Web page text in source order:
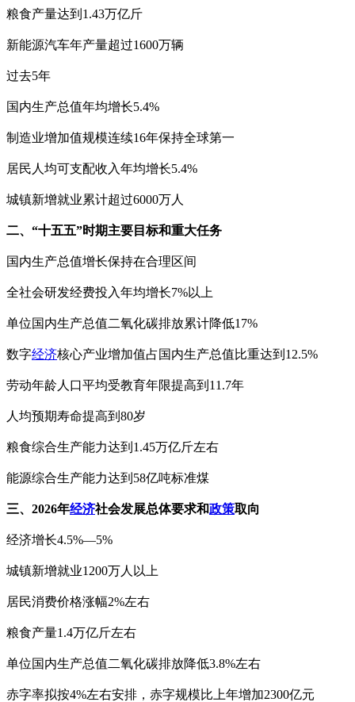
粮食产量达到1.43万亿斤
新能源汽车年产量超过1600万辆
过去5年
国内生产总值年均增长5.4%
制造业增加值规模连续16年保持全球第一
居民人均可支配收入年均增长5.4%
城镇新增就业累计超过6000万人
二、“十五五”时期主要目标和重大任务
国内生产总值增长保持在合理区间
全社会研发经费投入年均增长7%以上
单位国内生产总值二氧化碳排放累计降低17%
数字经济核心产业增加值占国内生产总值比重达到12.5%
劳动年龄人口平均受教育年限提高到11.7年
人均预期寿命提高到80岁
粮食综合生产能力达到1.45万亿斤左右
能源综合生产能力达到58亿吨标准煤
三、2026年经济社会发展总体要求和政策取向
经济增长4.5%—5%
城镇新增就业1200万人以上
居民消费价格涨幅2%左右
粮食产量1.4万亿斤左右
单位国内生产总值二氧化碳排放降低3.8%左右
赤字率拟按4%左右安排，赤字规模比上年增加2300亿元